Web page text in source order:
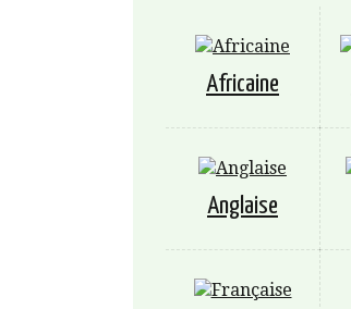
Africaine
Anglaise